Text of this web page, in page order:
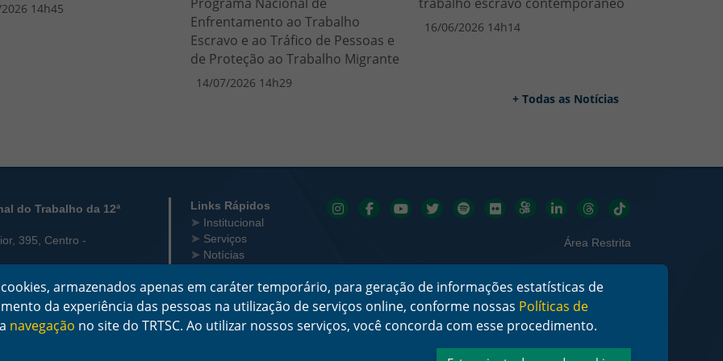
14h45
Enfrentamento ao Trabalho
Escravo e ao Tráfico de Pessoas e
de Proteção ao Trabalho Migrante
14/07/2026 14h29
16/06/2026 14h14
+ Todas as Notícias
do Trabalho da 12ª
395, Centro -
0001-23
feira das 12 às 18
Links Rápidos
Institucional
Serviços
Notícias
Transparência
Legislação
Ouvidoria
Redes sociais
Área Restrita
armazenados apenas em caráter temporário, para geração de informações estatísticas de
da experiência das pessoas na utilização de serviços online, conforme nossas Políticas de
navegação no site do TRTSC. Ao utilizar nossos serviços, você concorda com esse procedimento.